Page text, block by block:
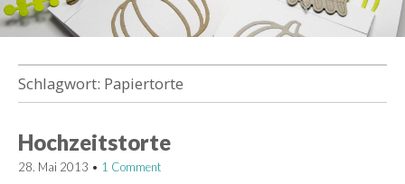
Schlagwort: Papiertorte
Hochzeitstorte
28. Mai 2013 • 1 Comment